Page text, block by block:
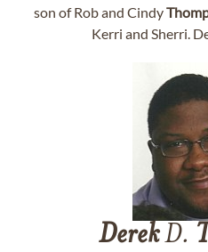
son of Rob and Cindy
Kerri and Sherri.
DerekD.